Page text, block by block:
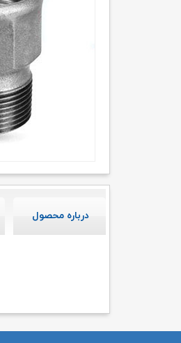
درباره محصول